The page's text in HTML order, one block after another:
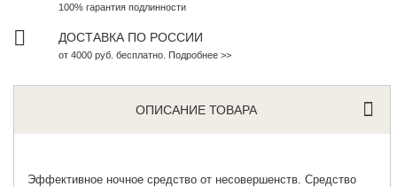
100% гарантия подлинности
ДОСТАВКА ПО РОССИИ
от 4000 руб. бесплатно. Подробнее >>
ОПИСАНИЕ ТОВАРА
Эффективное ночное средство от несовершенств . Средство